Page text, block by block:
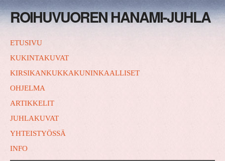
ROIHUVUOREN HANAMI-JUHLA
ETUSIVU
KUKINTAKUVAT
KIRSIKANKUKKAKUNINKAALLISET
OHJELMA
ARTIKKELIT
JUHLAKUVAT
YHTEISTYÖSSÄ
INFO